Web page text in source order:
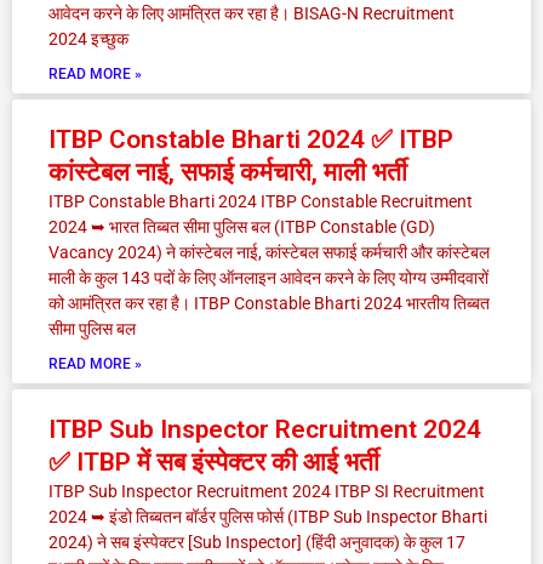
आवेदन करने के लिए आमंत्रित कर रहा है। BISAG-N Recruitment
2024 इच्छुक
READ MORE »
ITBP Constable Bharti 2024 ✅ ITBP
कांस्टेबल नाई, सफाई कर्मचारी, माली भर्ती
ITBP Constable Bharti 2024 ITBP Constable Recruitment
2024 ➥ भारत तिब्बत सीमा पुलिस बल (ITBP Constable (GD)
Vacancy 2024) ने कांस्टेबल नाई, कांस्टेबल सफाई कर्मचारी और कांस्टेबल
माली के कुल 143 पदों के लिए ऑनलाइन आवेदन करने के लिए योग्य उम्मीदवारों
को आमंत्रित कर रहा है। ITBP Constable Bharti 2024 भारतीय तिब्बत
सीमा पुलिस बल
READ MORE »
ITBP Sub Inspector Recruitment 2024
✅ ITBP में सब इंस्पेक्टर की आई भर्ती
ITBP Sub Inspector Recruitment 2024 ITBP SI Recruitment
2024 ➥ इंडो तिब्बतन बॉर्डर पुलिस फोर्स (ITBP Sub Inspector Bharti
2024) ने सब इंस्पेक्टर [Sub Inspector] (हिंदी अनुवादक) के कुल 17